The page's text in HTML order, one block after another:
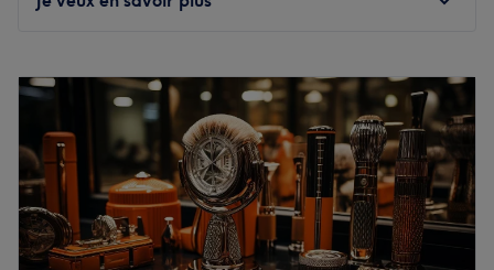
Mardi
09:00– 19:00
Mercredi
09:00–19:00
Jeudi
09:00–19:00
Vendredi
09:00–19:00
Samedi
09:00–19:00
Dimanche
09:00 –14:00